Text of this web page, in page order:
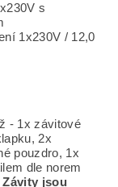
s
1x230V / 12,0
- 1x závitové
2x
pouzdro, 1x
dle norem
Závity jsou